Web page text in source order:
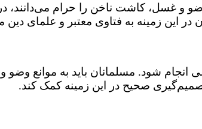
و غسل، کاشت ناخن را حرام
این زمینه به فتاوی معتبر و علمای دین
شود. مسلمانان باید به موانع وضو
صحیح در این زمینه کمک کند.